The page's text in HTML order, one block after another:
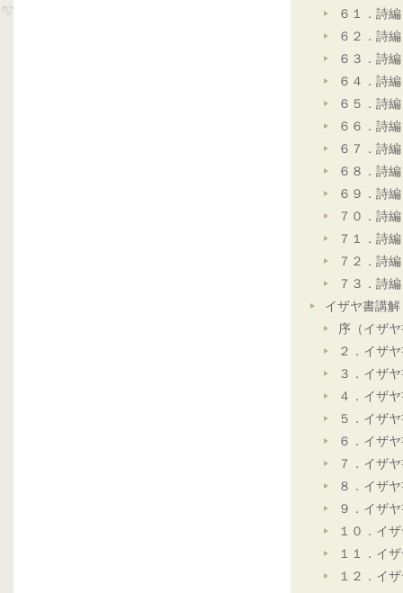
６１．詩
６２．詩
６３．詩
６４．詩
６５．詩
６６．詩
６７．詩
６８．詩
６９．詩
７０．詩
７１．詩
７２．詩
７３．詩
イザヤ書講解
序（イザ
２．イザ
３．イザ
４．イザ
５．イザ
６．イザ
７．イザ
８．イザ
９．イザ
１０．イ
１１．イ
１２．イ